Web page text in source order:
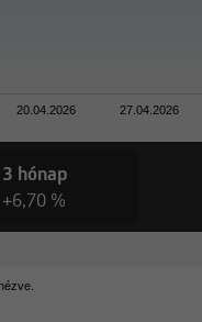
20.04.2026 27.04.2026
3 hónap
+6,70 %